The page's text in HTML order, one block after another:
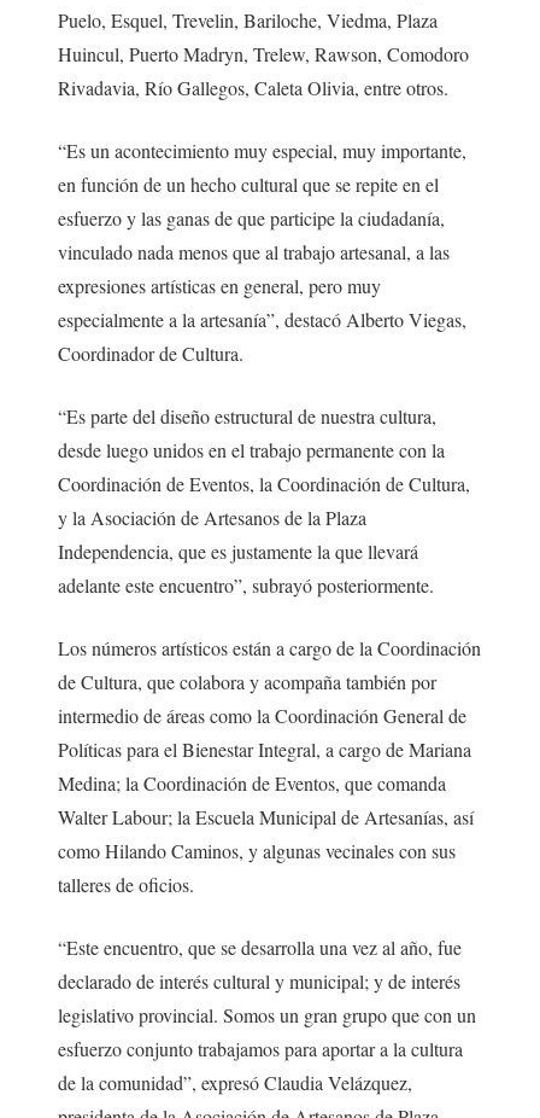
Puelo, Esquel, Trevelin, Bariloche, Viedma, Plaza
Huincul, Puerto Madryn, Trelew, Rawson, Comodoro
Rivadavia, Río Gallegos, Caleta Olivia, entre otros.
“Es un acontecimiento muy especial, muy importante,
en función de un hecho cultural que se repite en el
esfuerzo y las ganas de que participe la ciudadanía,
vinculado nada menos que al trabajo artesanal, a las
expresiones artísticas en general, pero muy
especialmente a la artesanía”, destacó Alberto Viegas,
Coordinador de Cultura.
“Es parte del diseño estructural de nuestra cultura,
desde luego unidos en el trabajo permanente con la
Coordinación de Eventos, la Coordinación de Cultura,
y la Asociación de Artesanos de la Plaza
Independencia, que es justamente la que llevará
adelante este encuentro”, subrayó posteriormente.
Los números artísticos están a cargo de la Coordinación
de Cultura, que colabora y acompaña también por
intermedio de áreas como la Coordinación General de
Políticas para el Bienestar Integral, a cargo de Mariana
Medina; la Coordinación de Eventos, que comanda
Walter Labour; la Escuela Municipal de Artesanías, así
como Hilando Caminos, y algunas vecinales con sus
talleres de oficios.
“Este encuentro, que se desarrolla una vez al año, fue
declarado de interés cultural y municipal; y de interés
legislativo provincial. Somos un gran grupo que con un
esfuerzo conjunto trabajamos para aportar a la cultura
de la comunidad”, expresó Claudia Velázquez,